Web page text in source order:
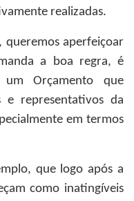
realizadas.
aperfeiçoar
a boa regra, é
Orçamento que
e representativos da
em termos
que logo após a
como inatingíveis